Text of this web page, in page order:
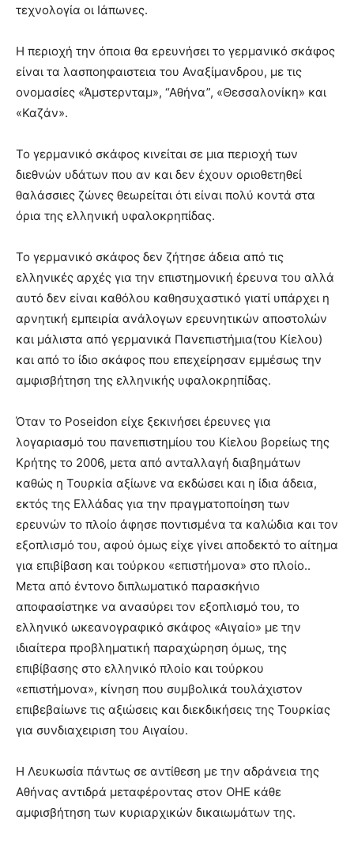
τεχνολογία οι Ιάπωνες.
Η περιοχή την όποια θα ερευνήσει το γερμανικό σκάφος
είναι τα λασποηφαιστεια του Αναξίμανδρου, με τις
ονομασίες «Άμστερνταμ», “Αθήνα”, «Θεσσαλονίκη» και
«Καζάν».
Το γερμανικό σκάφος κινείται σε μια περιοχή των
διεθνών υδάτων που αν και δεν έχουν οριοθετηθεί
θαλάσσιες ζώνες θεωρείται ότι είναι πολύ κοντά στα
όρια της ελληνική υφαλοκρηπίδας.
Το γερμανικό σκάφος δεν ζήτησε άδεια από τις
ελληνικές αρχές για την επιστημονική έρευνα του αλλά
αυτό δεν είναι καθόλου καθησυχαστικό γιατί υπάρχει η
αρνητική εμπειρία ανάλογων ερευνητικών αποστολών
και μάλιστα από γερμανικά Πανεπιστήμια(του Κίελου)
και από το ίδιο σκάφος που επεχείρησαν εμμέσως την
αμφισβήτηση της ελληνικής υφαλοκρηπίδας.
Όταν το Poseidon είχε ξεκινήσει έρευνες για
λογαριασμό του πανεπιστημίου του Κίελου βορείως της
Κρήτης το 2006, μετα από ανταλλαγή διαβημάτων
καθώς η Τουρκία αξίωνε να εκδώσει και η ίδια άδεια,
εκτός της Ελλάδας για την πραγματοποίηση των
ερευνών το πλοίο άφησε ποντισμένα τα καλώδια και τον
εξοπλισμό του, αφού όμως είχε γίνει αποδεκτό το αίτημα
για επιβίβαση και τούρκου «επιστήμονα» στο πλοίο..
Μετα από έντονο διπλωματικό παρασκήνιο
αποφασίστηκε να ανασύρει τον εξοπλισμό του, το
ελληνικό ωκεανογραφικό σκάφος «Αιγαίο» με την
ιδιαίτερα προβληματική παραχώρηση όμως, της
επιβίβασης στο ελληνικό πλοίο και τούρκου
«επιστήμονα», κίνηση που συμβολικά τουλάχιστον
επιβεβαίωνε τις αξιώσεις και διεκδικήσεις της Τουρκίας
για συνδιαχειριση του Αιγαίου.
Η Λευκωσία πάντως σε αντίθεση με την αδράνεια της
Αθήνας αντιδρά μεταφέροντας στον ΟΗΕ κάθε
αμφισβήτηση των κυριαρχικών δικαιωμάτων της.